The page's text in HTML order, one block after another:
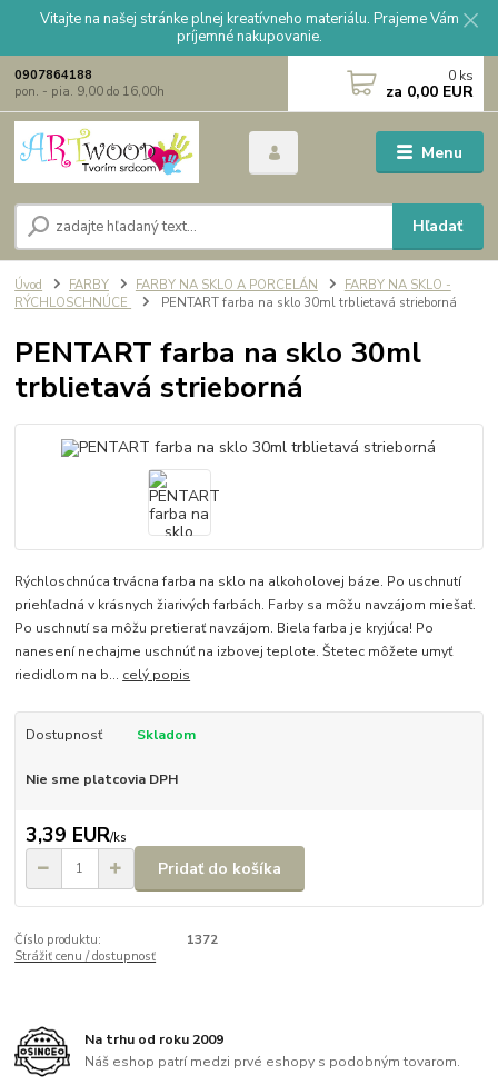
Vitajte na našej stránke plnej kreatívneho materiálu. Prajeme Vám
príjemné nakupovanie.
Menu
Hľadať
0907864188
pon. - pia. 9,00 do 16,00h
0 ks
za 0,00 EUR
Úvod FARBY FARBY NA SKLO A PORCELÁN
FARBY NA SKLO -
RÝCHLOSCHNÚCE
PENTART farba na sklo 30ml trblietavá strieborná
PENTART farba na sklo 30ml
trblietavá strieborná
Rýchloschnúca trvácna farba na sklo na alkoholovej báze. Po uschnutí
priehľadná v krásnych žiarivých farbách. Farby sa môžu navzájom miešať.
Po uschnutí sa môžu pretierať navzájom. Biela farba je kryjúca! Po
nanesení nechajme uschnúť na izbovej teplote. Štetec môžete umyť
riedidlom na b... celý popis
Dostupnosť Skladom
Nie sme platcovia DPH
3,39 EUR/ks
Pridať do košíka
Číslo produktu:
1372
Strážiť cenu / dostupnosť
Na trhu od roku 2009
Náš eshop patrí medzi prvé eshopy s podobným tovarom.